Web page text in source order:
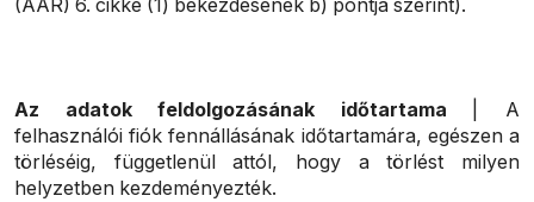
(ÁAR) 6. cikke (1) bekezdésének b) pontja szerint).
Az adatok feldolgozásának időtartama
| A
felhasználói fiók fennállásának időtartamára, egészen a
törléséig, függetlenül attól, hogy a törlést milyen
helyzetben kezdeményezték.